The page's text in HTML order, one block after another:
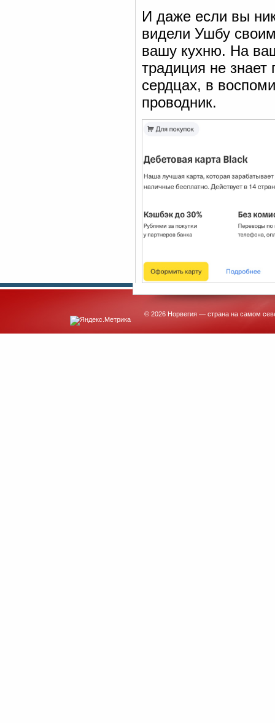
И даже если вы
видели Ушбу
вашу кухню. На
традиция не
сердцах, в
проводник.
© 2026 Норвегия — страна на самом